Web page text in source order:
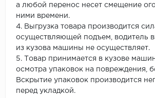
а любой перенос несет смещение
ними времени.
4. Выгрузка товара производится
осуществляющей подъем, водитель
из кузова машины не осуществляет.
5. Товар принимается в кузове
осмотра упаковок на повреждения,
Вскрытие упаковок производится
перед укладкой.